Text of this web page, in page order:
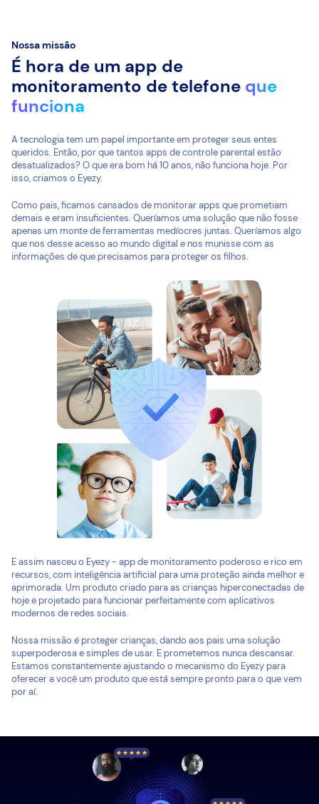
Nossa missão
É hora de um app de
monitoramento de telefone que
funciona
A tecnologia tem um papel importante em proteger seus entes
queridos. Então, por que tantos apps de controle parental estão
desatualizados? O que era bom há 10 anos, não funciona hoje. Por
isso, criamos o Eyezy.
Como pais, ficamos cansados de monitorar apps que prometiam
demais e eram insuficientes. Queríamos uma solução que não fosse
apenas um monte de ferramentas medíocres juntas. Queríamos algo
que nos desse acesso ao mundo digital e nos munisse com as
informações de que precisamos para proteger os filhos.
E assim nasceu o Eyezy - app de monitoramento poderoso e rico em
recursos, com inteligência artificial para uma proteção ainda melhor e
aprimorada. Um produto criado para as crianças hiperconectadas de
hoje e projetado para funcionar perfeitamente com aplicativos
modernos de redes sociais.
Nossa missão é proteger crianças, dando aos pais uma solução
superpoderosa e simples de usar. E prometemos nunca descansar.
Estamos constantemente ajustando o mecanismo do Eyezy para
oferecer a você um produto que está sempre pronto para o que vem
por aí.